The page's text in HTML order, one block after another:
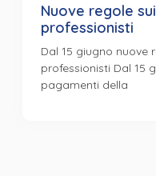
Nuove regole
professionisti
Dal 15 giugno nuove
professionisti Dal 15
pagamenti della